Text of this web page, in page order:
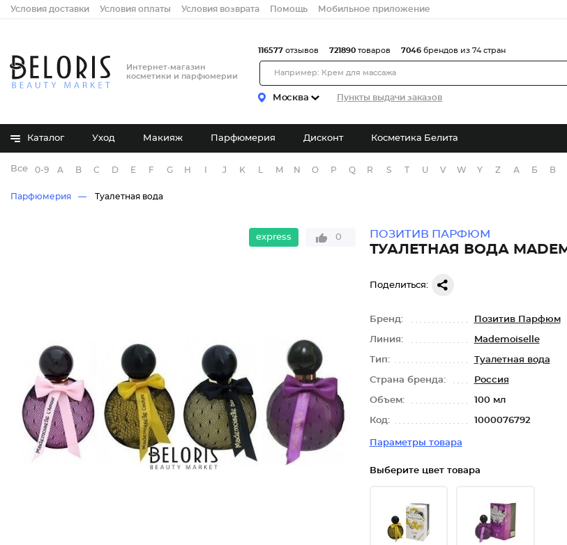
Условия доставки Условия оплаты Условия возврата Помощь Мобильное приложение
Интернет-магазин
косметики и парфюмерии
Москва Пункты выдачи заказов
116577 отзывов 721890 товаров 7046 брендов из 74 стран
Каталог Уход Макияж Парфюмерия Дисконт Косметика Белита
Все бренды
0-9 A B C D E F G H J K M N O P Q R S T U V W Y Z А Б В
Парфюмерия Туалетная вода
express 0 ПОЗИТИВ ПАРФЮМ
ТУАЛЕТНАЯ ВОДА
Поделиться:
Бренд: Позитив Парфюм
Линия: Mademoiselle
Тип: Туалетная вода
Страна бренда: Россия
Объем: 100 мл
Код: 1000076792
Параметры товара
Выберите цвет товара